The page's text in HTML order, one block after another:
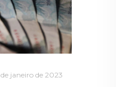
janeiro de 2023